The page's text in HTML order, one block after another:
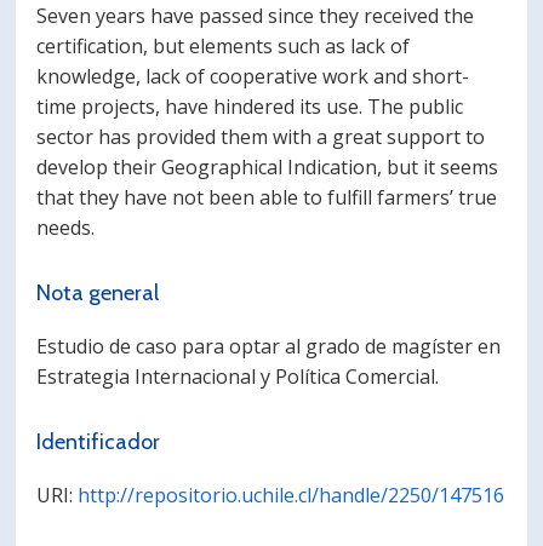
Seven years have passed since they received the
certification, but elements such as lack of
knowledge, lack of cooperative work and short-
time projects, have hindered its use. The public
sector has provided them with a great support to
develop their Geographical Indication, but it seems
that they have not been able to fulfill farmers’ true
needs.
Nota general
Estudio de caso para optar al grado de magíster en
Estrategia Internacional y Política Comercial.
Identificador
URI: http://repositorio.uchile.cl/handle/2250/147516